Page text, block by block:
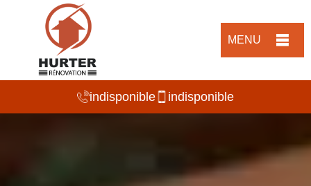
MENU
indisponible indisponible